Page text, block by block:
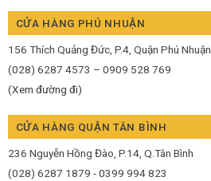
CỬA HÀNG PHÚ NHUẬN
156 Thích Quảng Đức, P.4, Quận Phú Nhuận
(028) 6287 4573 – 0909 528 769
(Xem đường đi)
CỬA HÀNG QUẬN TÂN BÌNH
236 Nguyễn Hồng Đào, P.14, Q.Tân Bình
(028) 6287 1879 - 0399 994 823